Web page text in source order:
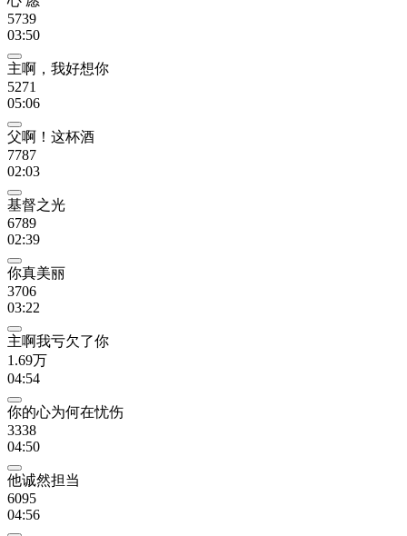
5739
03:50
主啊，我好想你
5271
05:06
父啊！这杯酒
7787
02:03
基督之光
6789
02:39
你真美丽
3706
03:22
主啊我亏欠了你
1.69万
04:54
你的心为何在忧伤
3338
04:50
他诚然担当
6095
04:56